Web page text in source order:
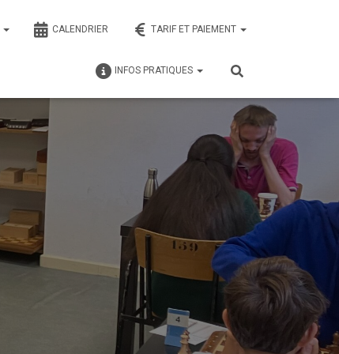
CALENDRIER TARIF ET PAIEMENT
INFOS PRATIQUES